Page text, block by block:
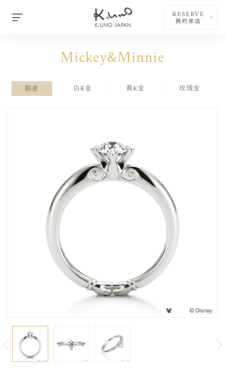
RESERVE
預約來店
Mickey&Minnie
鉑金 白K金 黃K金 玫瑰金